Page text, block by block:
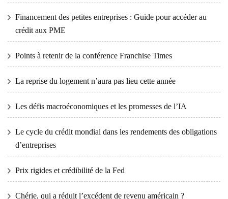
Financement des petites entreprises : Guide pour accéder au
crédit aux PME
Points à retenir de la conférence Franchise Times
La reprise du logement n’aura pas lieu cette année
Les défis macroéconomiques et les promesses de l’IA
Le cycle du crédit mondial dans les rendements des obligations
d’entreprises
Prix ​​​​rigides et crédibilité de la Fed
Chérie, qui a réduit l’excédent de revenu américain ?